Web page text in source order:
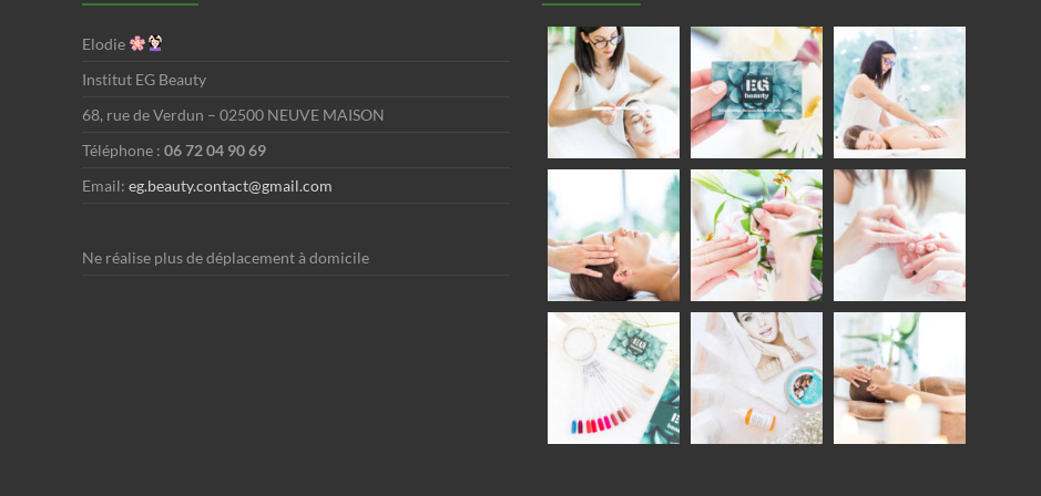
Elodie
Institut EG Beauty
68, rue de Verdun – 02500 NEUVE MAISON
Téléphone : 06 72 04 90 69
Email: eg.beauty.contact@gmail.com
Ne réalise plus de déplacement à domicile